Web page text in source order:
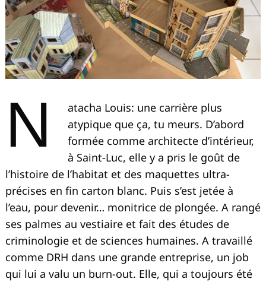
N
atacha Louis: une carrière plus
atypique que ça, tu meurs. D’abord
formée comme architecte d’intérieur,
à Saint-Luc, elle y a pris le goût de
l’histoire de l’habitat et des maquettes ultra-
précises en fin carton blanc. Puis s’est jetée à
l’eau, pour devenir… monitrice de plongée. A rangé
ses palmes au vestiaire et fait des études de
criminologie et de sciences humaines. A travaillé
comme DRH dans une grande entreprise, un job
qui lui a valu un burn-out. Elle, qui a toujours été